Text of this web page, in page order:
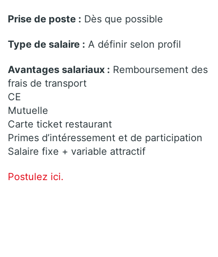
Prise de poste : Dès que possible
Type de salaire : A définir selon profil
Avantages salariaux : Remboursement des
frais de transport
CE
Mutuelle
Carte ticket restaurant
Primes d’intéressement et de participation
Salaire fixe + variable attractif
Postulez ici.